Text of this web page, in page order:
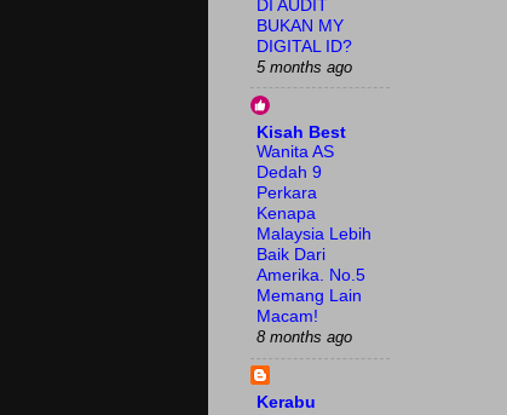
DI AUDIT
BUKAN MY
DIGITAL ID?
5 months ago
Kisah Best
Wanita AS
Dedah 9
Perkara
Kenapa
Malaysia Lebih
Baik Dari
Amerika. No.5
Memang Lain
Macam!
8 months ago
Kerabu